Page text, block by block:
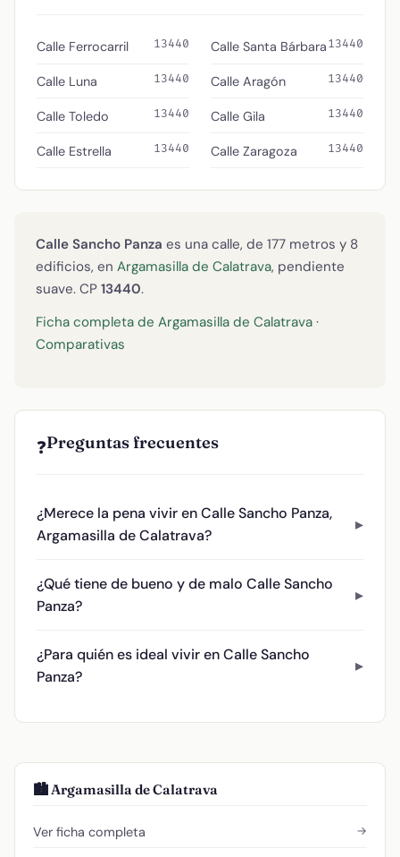
Calle Ferrocarril 13440
Calle Luna 13440
Calle Toledo 13440
Calle Estrella 13440
Calle Santa Bárbara13440
Calle Aragón 13440
Calle Gila 13440
Calle Zaragoza 13440
Calle Sancho Panza es una calle, de 177 metros y 8
edificios, en Argamasilla de Calatrava, pendiente
suave. CP 13440.
Ficha completa de Argamasilla de Calatrava ·
Comparativas
❓Preguntas frecuentes
¿Merece la pena vivir en Calle Sancho Panza,
Argamasilla de Calatrava?
¿Qué tiene de bueno y de malo Calle Sancho
Panza?
¿Para quién es ideal vivir en Calle Sancho
Panza?
🏙️ Argamasilla de Calatrava
Ver ficha completa →